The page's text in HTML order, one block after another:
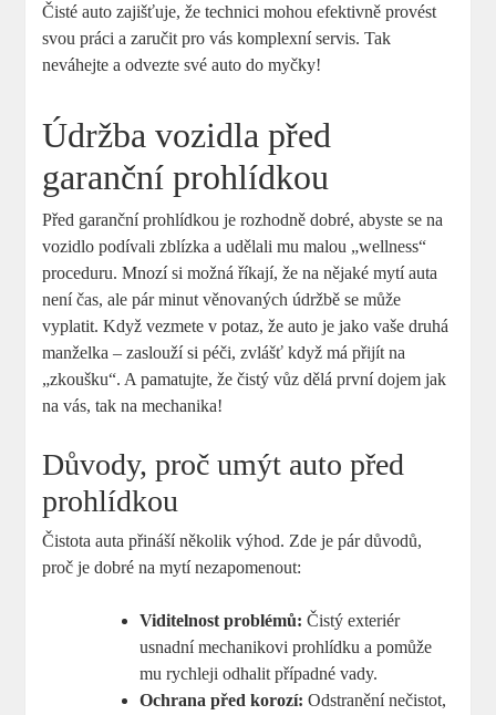
Čisté auto zajišťuje, že technici mohou efektivně provést
svou práci a zaručit pro vás komplexní servis. Tak
neváhejte a odvezte své auto do myčky!
Údržba vozidla před
garanční prohlídkou
Před garanční prohlídkou je rozhodně dobré, abyste se na
vozidlo podívali zblízka a udělali mu malou „wellness“
proceduru. Mnozí si možná říkají, že na nějaké mytí auta
není čas, ale pár minut věnovaných údržbě se může
vyplatit. Když vezmete v potaz, že auto je jako vaše druhá
manželka – zaslouží si péči, zvlášť když má přijít na
„zkoušku“. A pamatujte, že čistý vůz dělá první dojem jak
na vás, tak na mechanika!
Důvody, proč umýt auto před
prohlídkou
Čistota auta přináší několik výhod. Zde je pár důvodů,
proč je dobré na mytí nezapomenout:
Viditelnost problémů: Čistý exteriér
usnadní mechanikovi prohlídku a pomůže
mu rychleji odhalit případné vady.
Ochrana před korozí: Odstranění nečistot,